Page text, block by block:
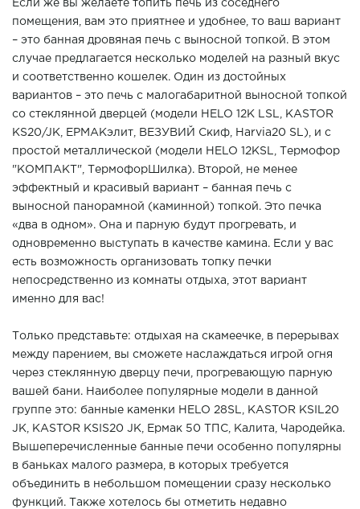
Если же вы желаете топить печь из соседнего
помещения, вам это приятнее и удобнее, то ваш вариант
– это банная дровяная печь с выносной топкой. В этом
случае предлагается несколько моделей на разный вкус
и соответственно кошелек. Один из достойных
вариантов – это печь с малогабаритной выносной топкой
со стеклянной дверцей (модели HELO 12K LSL, KASTOR
KS20/JK, ЕРМАКэлит, ВЕЗУВИЙ Скиф, Harvia20 SL), и с
простой металлической (модели HELO 12KSL, Термофор
"КОМПАКТ", ТермофорШилка). Второй, не менее
эффектный и красивый вариант – банная печь с
выносной панорамной (каминной) топкой. Это печка
«два в одном». Она и парную будут прогревать, и
одновременно выступать в качестве камина. Если у вас
есть возможность организовать топку печки
непосредственно из комнаты отдыха, этот вариант
именно для вас!
Только представьте: отдыхая на скамеечке, в перерывах
между парением, вы сможете наслаждаться игрой огня
через стеклянную дверцу печи, прогревающую парную
вашей бани. Наиболее популярные модели в данной
группе это: банные каменки HELO 28SL, KASTOR КSIL20
JK, KASTOR КSIS20 JK, Ермак 50 ТПС, Калита, Чародейка.
Вышеперечисленные банные печи особенно популярны
в баньках малого размера, в которых требуется
объединить в небольшом помещении сразу несколько
функций. Также хотелось бы отметить недавно